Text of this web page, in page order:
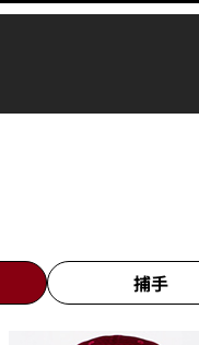
捕手